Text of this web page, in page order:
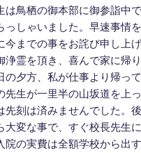
は鳥栖の御本部に御参詣中
っしゃいました。早速事情
今までの事をお詫び申し上
浄霊を頂き、喜んで家に帰
の夕方、私が仕事より帰っ
先生が一里半の山坂道を上
先刻は済みませんでした。
大変な事で、すぐ校長先生
院の実費は全額学校から出